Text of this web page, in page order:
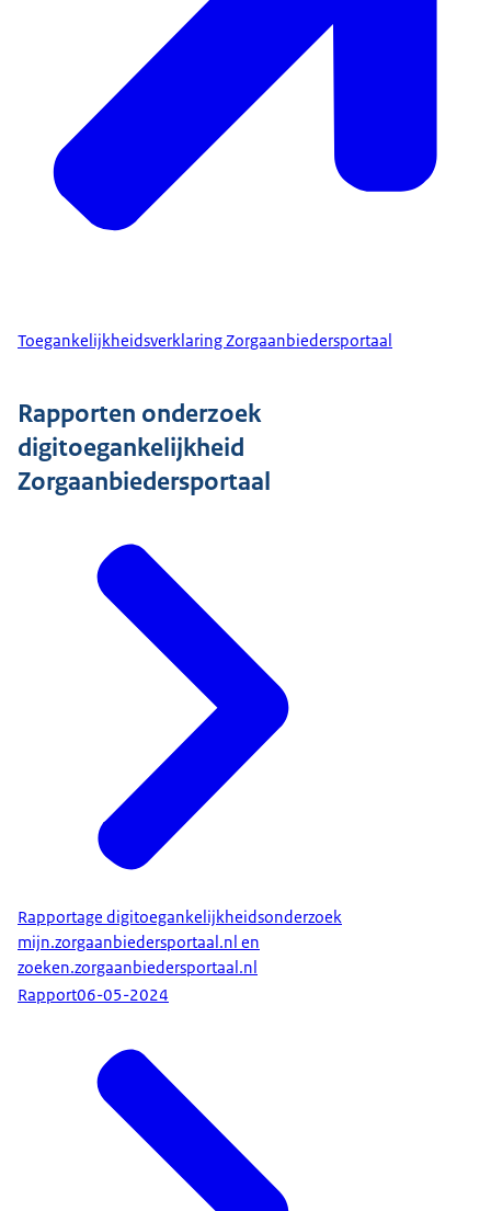
Toegankelijkheidsverklaring Zorgaanbiedersportaal
Rapporten onderzoek
digitoegankelijkheid
Zorgaanbiedersportaal
Rapportage digitoegankelijkheidsonderzoek
mijn.zorgaanbiedersportaal.nl en
zoeken.zorgaanbiedersportaal.nl
Rapport06-05-2024